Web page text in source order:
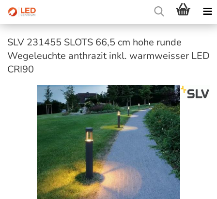
SLV 231455 SLOTS 66,5 cm hohe runde
Wegeleuchte anthrazit inkl. warmweisser LED
CRI90